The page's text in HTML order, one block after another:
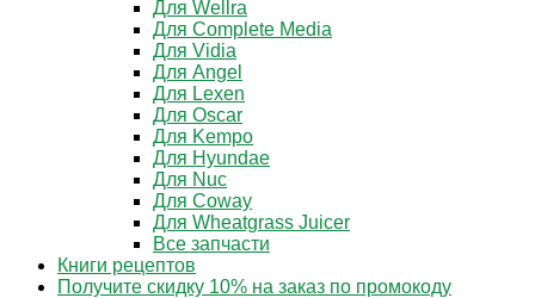
Для Wellra
Для Complete Media
Для Vidia
Для Angel
Для Lexen
Для Oscar
Для Kempo
Для Hyundae
Для Nuc
Для Coway
Для Wheatgrass Juicer
Все запчасти
Книги рецептов
Получите скидку 10% на заказ по промокоду